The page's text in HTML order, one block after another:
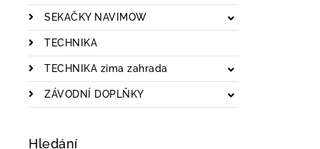
SEKAČKY NAVIMOW
TECHNIKA
TECHNIKA zima zahrada
ZÁVODNÍ DOPLŇKY
Hledání